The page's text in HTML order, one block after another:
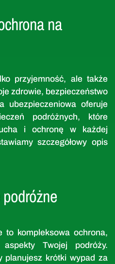
na
przyjemność, ale także
zdrowie, bezpieczeństwo
ubezpieczeniowa oferuje
podróżnych, które
i ochronę w każdej
szczegółowy opis
to kompleksowa ochrona,
Twojej podróży.
planujesz krótki wypad za